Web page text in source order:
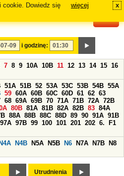
cookie. Dowiedz się
więcej x
i godzinę:
7 8 9 10A 10B 11 12 13 14 15 16
51A 51B 52 53A 53C 53B 54B 55A
59 60A 60B 60C 60D 61 62 63
68 69A 69B 70 71A 71B 72A 72B
80B 81A 81B 82A 82B 83 84A
88A 88B 88C 88D 89 90 91A 91B
97A 97B 99 100 101 201 202 6.
F1
N4A N4B N5A N5B N6 N7A N7B
N8
Utrudnienia